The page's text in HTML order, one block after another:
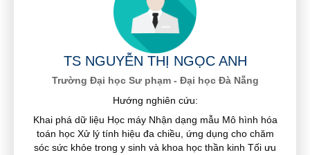
TS NGUYỄN THỊ NGỌC ANH
Trường Đại học Sư phạm - Đại học Đà Nẵng
Hướng nghiên cứu:
Khai phá dữ liệu Học máy Nhận dạng mẫu Mô hình hóa
toán học Xử lý tính hiệu đa chiều, ứng dụng cho chăm
sóc sức khỏe trong y sinh và khoa học thần kinh Tối ưu